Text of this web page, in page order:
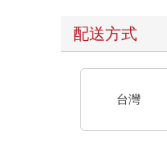
配送方式
台灣